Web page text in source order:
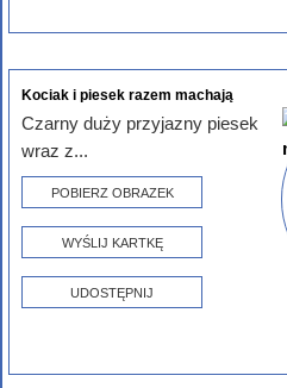
Kociak i piesek razem machają
Czarny duży przyjazny piesek
wraz z...
POBIERZ OBRAZEK
WYŚLIJ KARTKĘ
UDOSTĘPNIJ